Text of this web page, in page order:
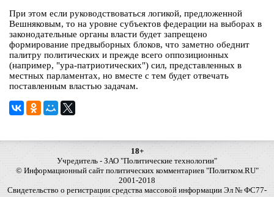
При этом если руководствоваться логикой, предложенной
Вешняковым, то на уровне субъектов федерации на выборах в
законодательные органы власти будет запрещено
формирование предвыборных блоков, что заметно обеднит
палитру политических и прежде всего оппозиционных
(например, "ура-патриотических") сил, представленных в
местных парламентах, но вместе с тем будет отвечать
поставленным властью задачам.
18+
Учредитель - ЗАО "Политические технологии"
© Информационный сайт политических комментариев "Политком.RU"
2001-2018
Свидетельство о регистрации средства массовой информации Эл № ФС77-